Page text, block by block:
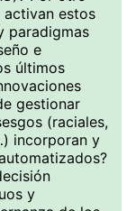
activan estos
paradigmas
e
últimos
gestionar
(raciales,
incorporan y
y